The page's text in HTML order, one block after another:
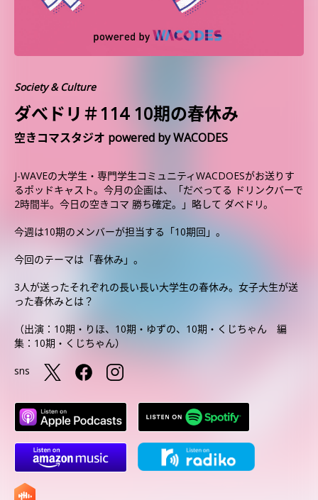
Society & Culture
ダべドリ＃114 10期の春休み
空きコマスタジオ powered by WACODES
J-WAVEの大学生・専門学生コミュニティWACDOESがお送りす
るポッドキャスト。今月の企画は、「だべってる ドリンクバーで
2時間半。今日の空きコマ 勝ち確定。」略して ダベドリ。
今週は10期のメンバーが担当する「10期回」。
今回のテーマは「春休み」。
3人が送ったそれぞれの長い長い大学生の春休み。女子大生が送
った春休みとは？
（出演：10期・りほ、10期・ゆずの、10期・くじちゃん 編
集：10期・くじちゃん）
sns